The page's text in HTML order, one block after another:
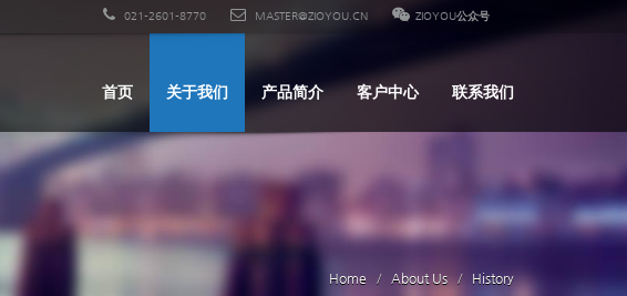
021-2601-8770 MASTER@ZIOYOU.CN ZIOYOU公众号
首页 关于我们 产品简介 客户中心 联系我们
Home About Us History